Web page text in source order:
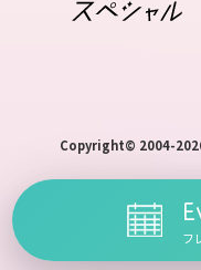
fri
22
Copyright© 2004-
フ